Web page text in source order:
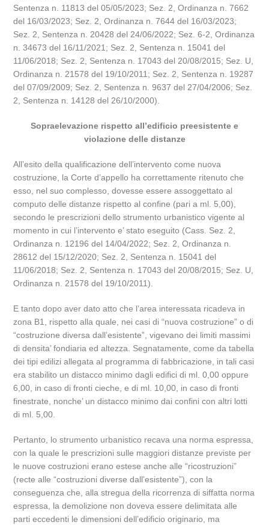
Sentenza n. 11813 del 05/05/2023; Sez. 2, Ordinanza n. 7662
del 16/03/2023; Sez. 2, Ordinanza n. 7644 del 16/03/2023;
Sez. 2, Sentenza n. 20428 del 24/06/2022; Sez. 6-2, Ordinanza
n. 34673 del 16/11/2021; Sez. 2, Sentenza n. 15041 del
11/06/2018; Sez. 2, Sentenza n. 17043 del 20/08/2015; Sez. U,
Ordinanza n. 21578 del 19/10/2011; Sez. 2, Sentenza n. 19287
del 07/09/2009; Sez. 2, Sentenza n. 9637 del 27/04/2006; Sez.
2, Sentenza n. 14128 del 26/10/2000).
Sopraelevazione rispetto all’edificio preesistente e
violazione delle distanze
All’esito della qualificazione dell’intervento come nuova
costruzione, la Corte d’appello ha correttamente ritenuto che
esso, nel suo complesso, dovesse essere assoggettato al
computo delle distanze rispetto al confine (pari a ml. 5,00),
secondo le prescrizioni dello strumento urbanistico vigente al
momento in cui l’intervento e’ stato eseguito (Cass. Sez. 2,
Ordinanza n. 12196 del 14/04/2022; Sez. 2, Ordinanza n.
28612 del 15/12/2020; Sez. 2, Sentenza n. 15041 del
11/06/2018; Sez. 2, Sentenza n. 17043 del 20/08/2015; Sez. U,
Ordinanza n. 21578 del 19/10/2011).
E tanto dopo aver dato atto che l’area interessata ricadeva in
zona B1, rispetto alla quale, nei casi di “nuova costruzione” o di
“costruzione diversa dall’esistente”, vigevano dei limiti massimi
di densita’ fondiaria ed altezza. Segnatamente, come da tabella
dei tipi edilizi allegata al programma di fabbricazione, in tali casi
era stabilito un distacco minimo dagli edifici di ml. 0,00 oppure
6,00, in caso di fronti cieche, e di ml. 10,00, in caso di fronti
finestrate, nonche’ un distacco minimo dai confini con altri lotti
di ml. 5,00.
Pertanto, lo strumento urbanistico recava una norma espressa,
con la quale le prescrizioni sulle maggiori distanze previste per
le nuove costruzioni erano estese anche alle “ricostruzioni”
(recte alle “costruzioni diverse dall’esistente”), con la
conseguenza che, alla stregua della ricorrenza di siffatta norma
espressa, la demolizione non doveva essere delimitata alle
parti eccedenti le dimensioni dell’edificio originario, ma